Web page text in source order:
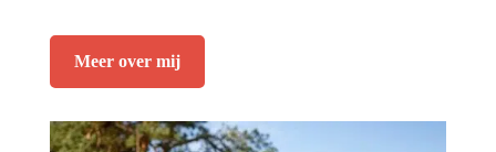
Meer over mij